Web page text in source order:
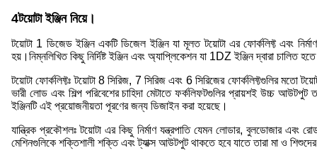
4টয়োটা ইঞ্জিন নিয়ে।
টয়োটা 1 ডিজেড ইঞ্জিন একটি ডিজেল ইঞ্জিন যা মূলত টয়োটা এর ফোর্কলিফ্ট এবং
হয়।নিম্নলিখিত কিছু নির্দিষ্ট ইঞ্জিন এবং অ্যাপ্লিকেশন যা 1DZ ইঞ্জিন দ্বারা চালিত
টয়োটা ফোর্কলিফ্টঃ টয়োটা 8 সিরিজ, 7 সিরিজ এবং 6 সিরিজের ফোর্কলিফ্টগুলির মতো
ভারী লোড এবং শিল্প পরিবেশের চাহিদা মেটাতে ফর্কলিফটগুলির প্রায়শই উচ্চ
ইঞ্জিনটি এই প্রয়োজনীয়তা পূরণের জন্য ডিজাইন করা হয়েছে।
যান্ত্রিক প্রকৌশলঃ টয়োটা এর কিছু নির্মাণ যন্ত্রপাতি যেমন লোডার, বুলডোজার এবং
মেশিনগুলিকে শক্তিশালী শক্তি এবং ট্যাক্স আউটপুট থাকতে হবে যাতে তারা মা ও শিশুদের